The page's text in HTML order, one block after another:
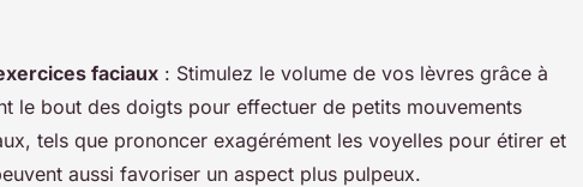
faciaux : Stimulez le volume de vos lèvres grâce à
le bout des doigts pour effectuer de petits mouvements
tels que prononcer exagérément les voyelles pour étirer et
aussi favoriser un aspect plus pulpeux.